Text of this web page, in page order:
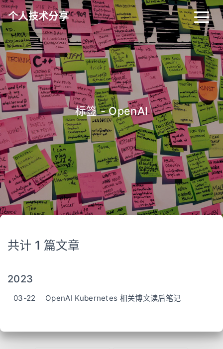
个人技术分享
首页 归档 分类
标签 关于 友链
RSS 搜索 关灯
标签 - OpenAI
共计 1 篇文章
2023
03-22 OpenAI Kubernetes 相关博文读后笔记